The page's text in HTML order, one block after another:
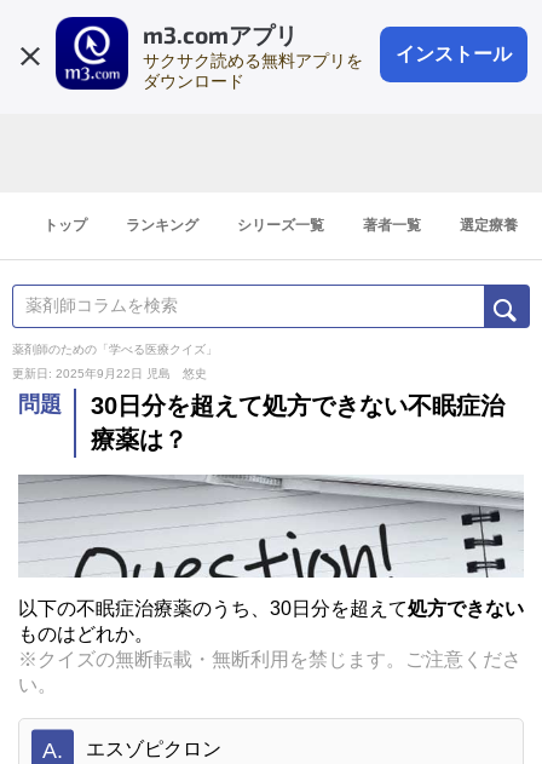
m3.comアプリ
サクサク読める無料アプリを
ダウンロード
インストール
会員登録
登録1分
トップ ランキング シリーズ一覧 著者一覧 選定療養
薬剤師のための「学べる医療クイズ」
更新日: 2025年9月22日
児島 悠史
問題
30日分を超えて処方できない不眠症治
療薬は？
以下の不眠症治療薬のうち、30日分を超えて処方できない
ものはどれか。
※クイズの無断転載・無断利用を禁じます。ご注意くださ
い。
A. エスゾピクロン